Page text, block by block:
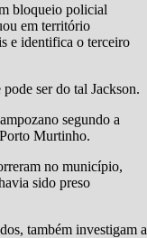
bloqueio policial
em território
e identifica o terceiro
ser do tal Jackson.
segundo a
Murtinho.
no município,
sido preso
também investigam a